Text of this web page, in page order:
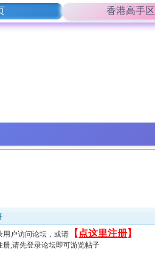
香港高手区
用户访问论坛，或请 【 点这里注册】
册,请先登录论坛即可游览帖子